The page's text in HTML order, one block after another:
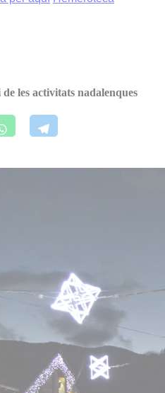
les activitats nadalenques